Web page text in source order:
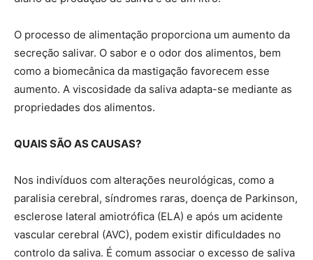
O processo de alimentação proporciona um aumento da
secreção salivar. O sabor e o odor dos alimentos, bem
como a biomecânica da mastigação favorecem esse
aumento. A viscosidade da saliva adapta-se mediante as
propriedades dos alimentos.
QUAIS SÃO AS CAUSAS?
Nos indivíduos com alterações neurológicas, como a
paralisia cerebral, síndromes raras, doença de Parkinson,
esclerose lateral amiotrófica (ELA) e após um acidente
vascular cerebral (AVC), podem existir dificuldades no
controlo da saliva. É comum associar o excesso de saliva